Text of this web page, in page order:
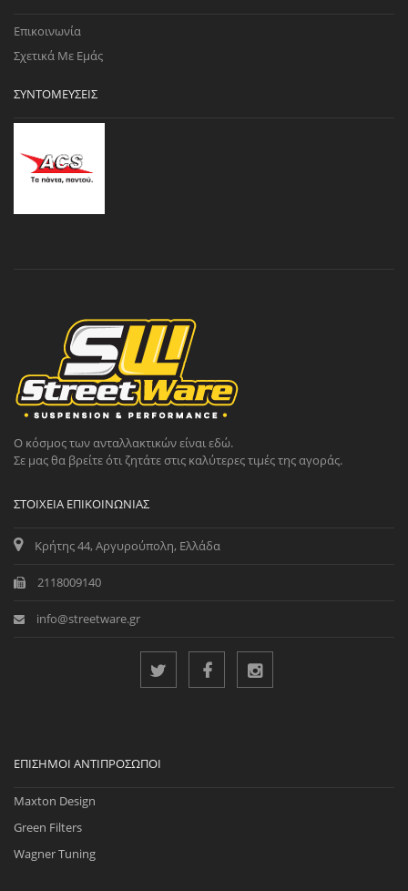
Επικοινωνία
Σχετικά Με Εμάς
ΣΥΝΤΟΜΕΎΣΕΙΣ
Ο κόσμος των ανταλλακτικών είναι εδώ.
Σε μας θα βρείτε ότι ζητάτε στις καλύτερες τιμές της αγοράς.
ΣΤΟΙΧΕΊΑ ΕΠΙΚΟΙΝΩΝΊΑΣ
Κρήτης 44, Αργυρούπολη, Ελλάδα
2118009140
info@streetware.gr
ΕΠΊΣΗΜΟΙ ΑΝΤΙΠΡΌΣΩΠΟΙ
Maxton Design
Green Filters
Wagner Tuning